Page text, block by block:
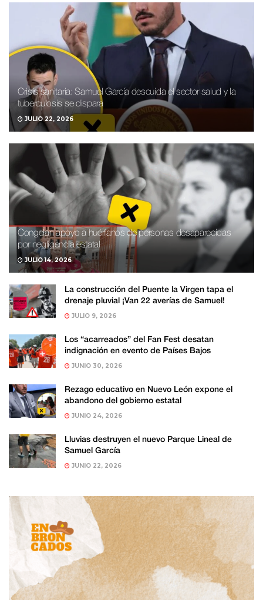
Crisis sanitaria: Samuel García descuida el sector salud y la
tuberculosis se dispara
JULIO 22, 2026
Congelan apoyo a huérfanos de personas desaparecidas
por negligencia estatal
JULIO 14, 2026
La construcción del Puente la Virgen tapa el
drenaje pluvial ¡Van 22 averías de Samuel!
JULIO 9, 2026
Los “acarreados” del Fan Fest desatan
indignación en evento de Países Bajos
JUNIO 30, 2026
Rezago educativo en Nuevo León expone el
abandono del gobierno estatal
JUNIO 24, 2026
Lluvias destruyen el nuevo Parque Lineal de
Samuel García
JUNIO 22, 2026